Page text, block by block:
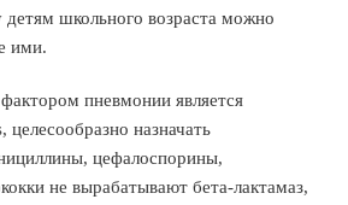
школьного возраста можно
ими.
пневмонии является
целесообразно назначать
цефалоспорины,
не вырабатывают бета-лактамаз,